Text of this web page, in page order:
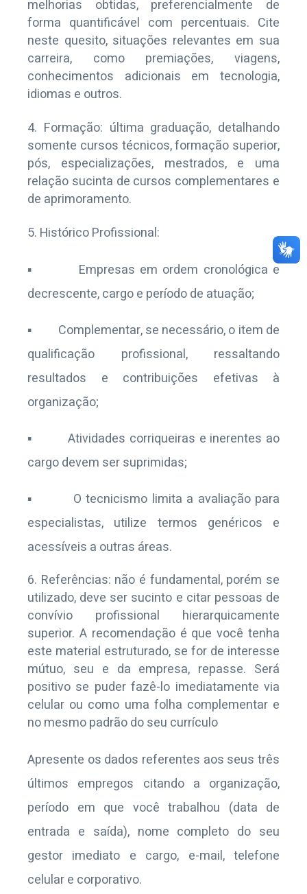
melhorias obtidas, preferencialmente de
forma quantificável com percentuais. Cite
neste quesito, situações relevantes em sua
carreira, como premiações, viagens,
conhecimentos adicionais em tecnologia,
idiomas e outros.
Formação: última graduação, detalhando
somente cursos técnicos, formação superior,
pós, especializações, mestrados, e uma
relação sucinta de cursos complementares e
de aprimoramento.
Histórico Profissional:
▪ Empresas em ordem cronológica e
decrescente, cargo e período de atuação;
▪ Complementar, se necessário, o item de
qualificação profissional, ressaltando
resultados e contribuições efetivas à
organização;
▪ Atividades corriqueiras e inerentes ao
cargo devem ser suprimidas;
▪ O tecnicismo limita a avaliação para
especialistas, utilize termos genéricos e
acessíveis a outras áreas.
Referências: não é fundamental, porém se
utilizado, deve ser sucinto e citar pessoas de
convívio profissional hierarquicamente
superior. A recomendação é que você tenha
este material estruturado, se for de interesse
mútuo, seu e da empresa, repasse. Será
positivo se puder fazê-lo imediatamente via
celular ou como uma folha complementar e
no mesmo padrão do seu currículo
Apresente os dados referentes aos seus três
últimos empregos citando a organização,
período em que você trabalhou (data de
entrada e saída), nome completo do seu
gestor imediato e cargo, e-mail, telefone
celular e corporativo.